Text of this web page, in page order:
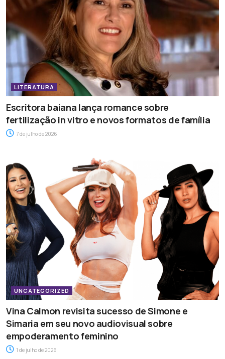
LITERATURA
Escritora baiana lança romance sobre
fertilização in vitro e novos formatos de família
7 de julho de 2026
UNCATEGORIZED
Vina Calmon revisita sucesso de Simone e
Simaria em seu novo audiovisual sobre
empoderamento feminino
1 de julho de 2026